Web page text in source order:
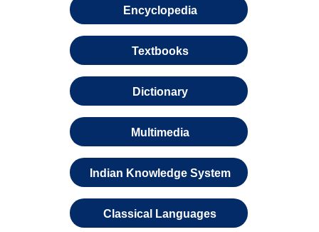
Encyclopedia
Textbooks
Dictionary
Multimedia
Indian Knowledge System
Classical Languages